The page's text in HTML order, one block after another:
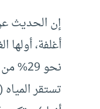
إن الحديث
نحو
تستقر